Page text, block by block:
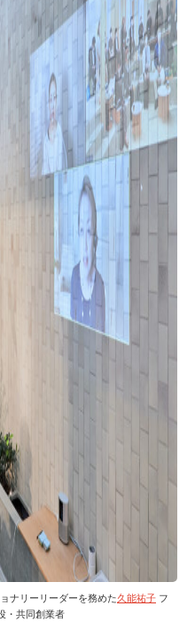
ナリーリーダーを務めた久能祐子 フ
・共同創業者